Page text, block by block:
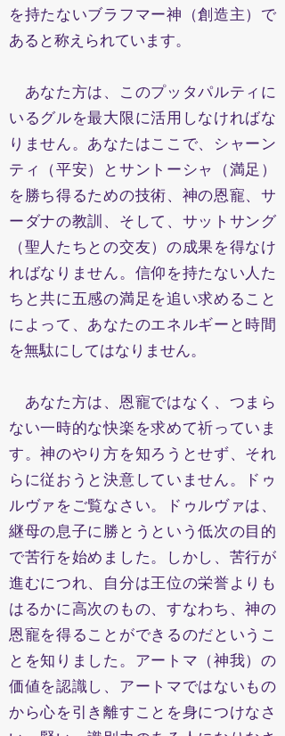
を持たないブラフマー神（創造主）で
あると称えられています。
あなた方は、このプッタパルティに
いるグルを最大限に活用しなければな
りません。あなたはここで、シャーン
ティ（平安）とサントーシャ（満足）
を勝ち得るための技術、神の恩寵、サ
ーダナの教訓、そして、サットサング
（聖人たちとの交友）の成果を得なけ
ればなりません。信仰を持たない人た
ちと共に五感の満足を追い求めること
によって、あなたのエネルギーと時間
を無駄にしてはなりません。
あなた方は、恩寵ではなく、つまら
ない一時的な快楽を求めて祈っていま
す。神のやり方を知ろうとせず、それ
らに従おうと決意していません。ドゥ
ルヴァをご覧なさい。ドゥルヴァは、
継母の息子に勝とうという低次の目的
で苦行を始めました。しかし、苦行が
進むにつれ、自分は王位の栄誉よりも
はるかに高次のもの、すなわち、神の
恩寵を得ることができるのだというこ
とを知りました。アートマ（神我）の
価値を認識し、アートマではないもの
から心を引き離すことを身につけなさ